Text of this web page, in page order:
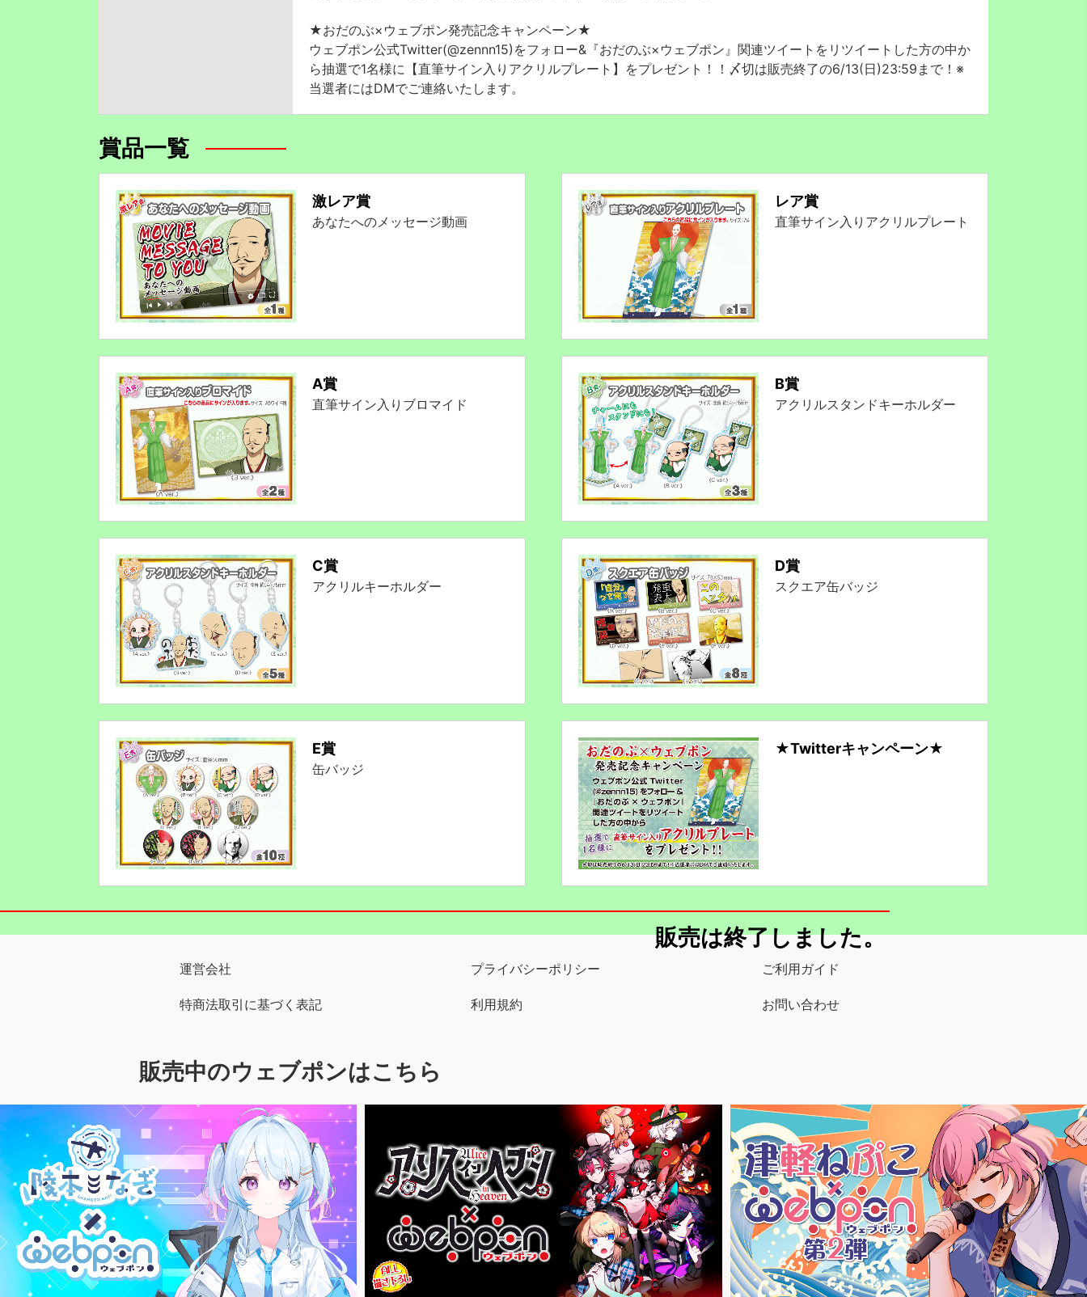
★おだのぶ×ウェブポン発売記念キャンペーン★
ウェブポン公式Twitter(@zennn15)をフォロー&『おだのぶ×ウェブポン』関連ツイートをリツイートした方の中か
ら抽選で1名様に【直筆サイン入りアクリルプレート】をプレゼント！！〆切は販売終了の6/13(日)23:59まで！※
当選者にはDMでご連絡いたします。
賞品一覧
激レア賞
あなたへのメッセージ動画
レア賞
直筆サイン入りアクリルプレート
A賞
直筆サイン入りブロマイド
B賞
アクリルスタンドキーホルダー
C賞
アクリルキーホルダー
D賞
スクエア缶バッジ
E賞
缶バッジ
★Twitterキャンペーン★
販売は終了しました。
運営会社 プライバシーポリシー ご利用ガイド
特商法取引に基づく表記 利用規約 お問い合わせ
販売中のウェブポンはこちら